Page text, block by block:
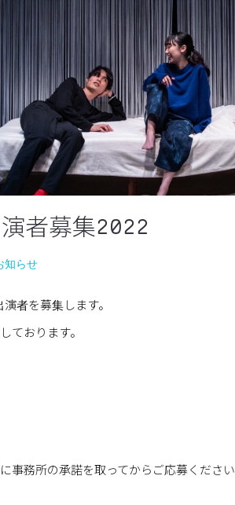
者募集2022
知らせ
者を募集します。
ております。
事務所の承諾を取ってからご応募ください